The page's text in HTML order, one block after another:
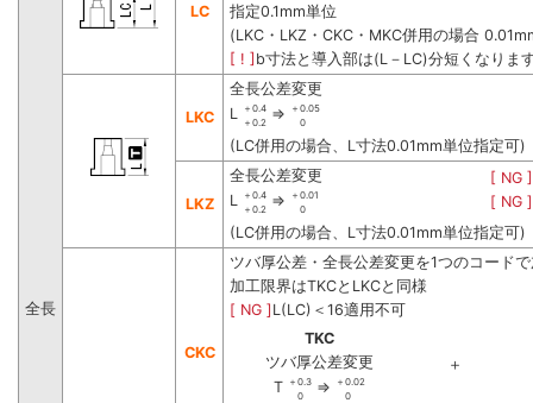
全長
LC
指定0.1mm単位
(LKC・LKZ・CKC・MKC併用の場合
[ ! ] b寸法と導入部は(L－LC)分短くなりま
LKC
全長公差変更
L ＋0.4
＋0.2 ⇒
＋0.05
0
(LC併用の場合、L寸法0.01mm単位指定可)
LKZ
全長公差変更
L ＋0.4
＋0.2 ⇒
＋0.01
0
[ NG ]
[ NG ]
(LC併用の場合、L寸法0.01mm単位指定可)
CKC
ツバ厚公差・全長公差変更を1つのコード
加工限界はTKCとLKCと同様
[ NG ] L(LC)＜16適用不可
TKC
ツバ厚公差変更
T ＋0.3
0
⇒
＋0.02
0
＋